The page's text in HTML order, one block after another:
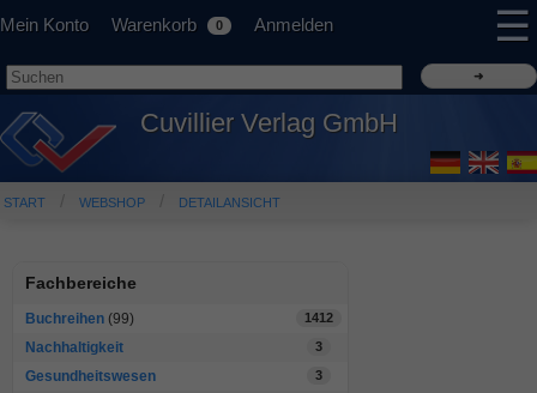
Mein Konto Warenkorb 0 Anmelden ☰
Cuvillier Verlag GmbH
START WEBSHOP DETAILANSICHT
Fachbereiche
Buchreihen (99) 1412
Nachhaltigkeit 3
Gesundheitswesen 3